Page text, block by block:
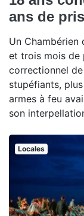
ans de
Un Chambérien
et trois mois de
correctionnel
stupéfiants,
armes à feu
son
Locales